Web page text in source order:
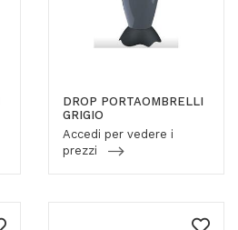
DROP PORTAOMBRELLI
GRIGIO
Accedi per vedere i
prezzi